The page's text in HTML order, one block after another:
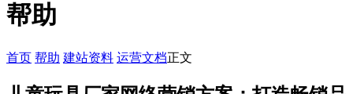
帮助
首页 帮助 建站资料 运营文档正文